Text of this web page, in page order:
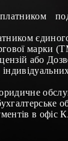
марки
або
в офіс